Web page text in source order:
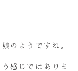
のようですね。
感じではありま